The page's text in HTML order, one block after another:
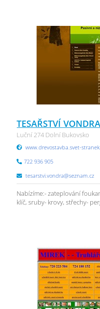
TESAŘSTVÍ VONDRA
Luční 274 Dolní Bukovsko
www.drevostavba.svet-
722 936 905
tesarstvi.vondra@seznam.cz
Nabízíme:- zateplování
klíč, sruby- krovy, střechy-